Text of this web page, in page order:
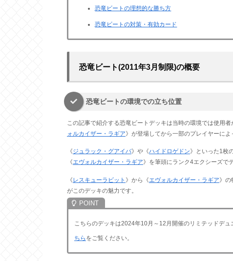
恐竜ビートの理想的な勝ち方
恐竜ビートの対策・有効カード
恐竜ビート(2011年3月制限)の概要
恐竜ビートの環境での立ち位置
この記事で紹介する恐竜ビートデッキは当時の環境では使用
ォルカイザー・ラギア》が登場してから一部のプレイヤーによ
《ジュラック・グアイバ》や《ハイドロゲドン》といった1枚
《エヴォルカイザー・ラギア》を筆頭にランク4エクシーズで
《レスキューラビット 》から《エヴォルカイザー・ラギア》の
がこのデッキの魅力です。
こちらのデッキは2024年10月～12月開催のリミテッドデ
ちら をご覧ください。